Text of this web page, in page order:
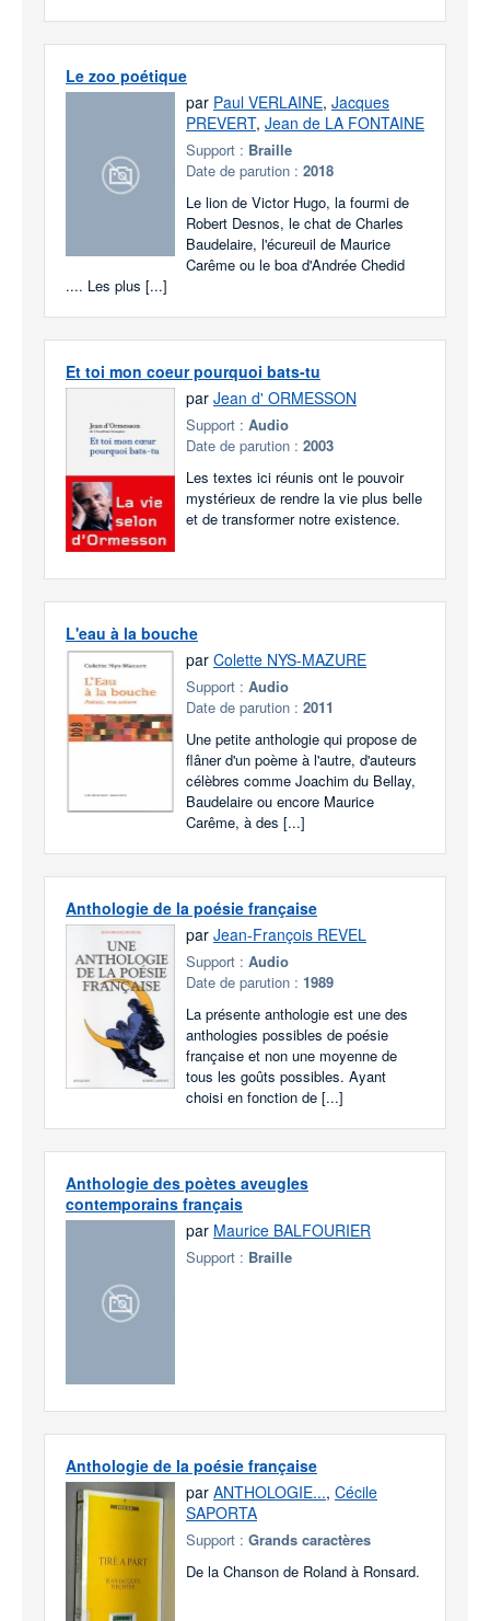
Le zoo poétique
par Paul VERLAINE, Jacques
PREVERT, Jean de LA FONTAINE
Support : Braille
Date de parution : 2018
Le lion de Victor Hugo, la fourmi de
Robert Desnos, le chat de Charles
Baudelaire, l'écureuil de Maurice
Carême ou le boa d'Andrée Chedid
.... Les plus [...]
Et toi mon coeur pourquoi bats-tu
par Jean d' ORMESSON
Support : Audio
Date de parution : 2003
Les textes ici réunis ont le pouvoir
mystérieux de rendre la vie plus belle
et de transformer notre existence.
L'eau à la bouche
par Colette NYS-MAZURE
Support : Audio
Date de parution : 2011
Une petite anthologie qui propose de
flâner d'un poème à l'autre, d'auteurs
célèbres comme Joachim du Bellay,
Baudelaire ou encore Maurice
Carême, à des [...]
Anthologie de la poésie française
par Jean-François REVEL
Support : Audio
Date de parution : 1989
La présente anthologie est une des
anthologies possibles de poésie
française et non une moyenne de
tous les goûts possibles. Ayant
choisi en fonction de [...]
Anthologie des poètes aveugles
contemporains français
par Maurice BALFOURIER
Support : Braille
Anthologie de la poésie française
par ANTHOLOGIE..., Cécile
SAPORTA
Support : Grands caractères
De la Chanson de Roland à Ronsard.